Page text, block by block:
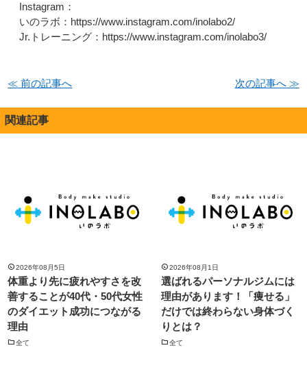
Instagram：
いのラボ：https://www.instagram.com/inolabo2/
Jr.トレーニング：https://www.instagram.com/inolabo3/
≪ 前の記事へ 次の記事へ ≫
関連記事
2026年08月5日
体重より先に疲れやすさを改
善することが40代・50代女性
のダイエット成功につながる
理由
全て
2026年08月1日
選ばれるパーソナルジムには
理由があります！「痩せる」
だけでは終わらない身体づく
りとは？
全て